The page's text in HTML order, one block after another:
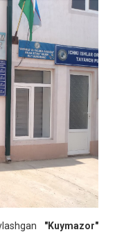
"Kuymazor"